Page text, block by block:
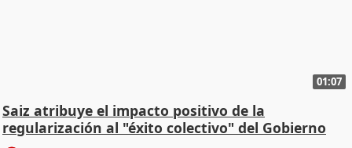
01:07
Saiz atribuye el impacto positivo de la
regularización al "éxito colectivo" del Gobierno